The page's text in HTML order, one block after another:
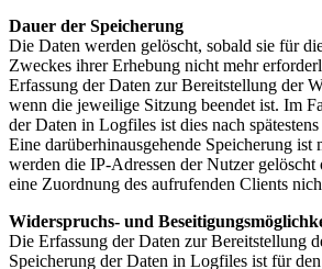
Dauer der Speicherung
Die Daten werden gelöscht, sobald sie für
Zweckes ihrer Erhebung nicht mehr
Erfassung der Daten zur Bereitstellung der
wenn die jeweilige Sitzung beendet ist. Im
der Daten in Logfiles ist dies nach
Eine darüberhinausgehende Speicherung ist
werden die IP-Adressen der Nutzer gelöscht
eine Zuordnung des aufrufenden Clients
Widerspruchs- und
Die Erfassung der Daten zur Bereitstellung
Speicherung der Daten in Logfiles ist für